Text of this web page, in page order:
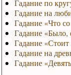
Гадание по
Гадание на
Гадание «Что
Гадание «Было,
Гадание «Стоит
Гадание на
Гадание